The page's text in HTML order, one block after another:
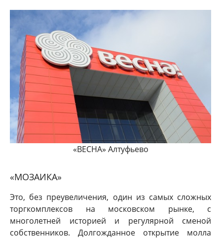
«ВЕСНА» Алтуфьево
«МОЗАИКА»
Это, без преувеличения, один из самых сложных
торгкомплексов на московском рынке, с
многолетней историей и регулярной сменой
собственников. Долгожданное открытие молла